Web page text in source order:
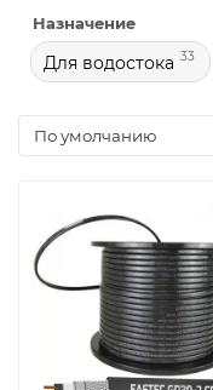
Назначение
Для водостока 33